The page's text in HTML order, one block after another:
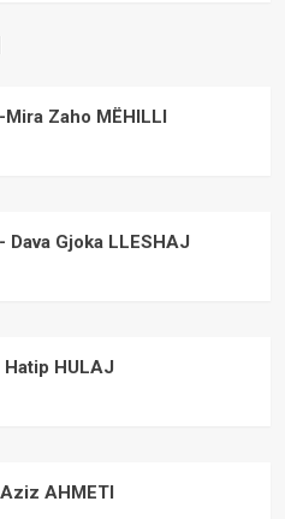
Zaho MËHILLI
Gjoka LLESHAJ
HULAJ
AHMETI